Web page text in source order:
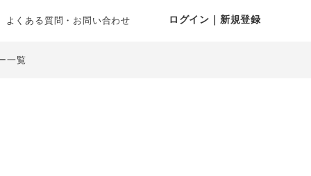
よくある質問・お問い合わせ ログイン｜新規登録
一覧